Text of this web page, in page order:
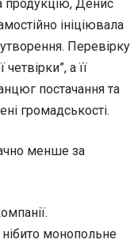
продукцію, Денис
ініціювала
Перевірку
а її
постачання та
громадськості.
менше за
монопольне